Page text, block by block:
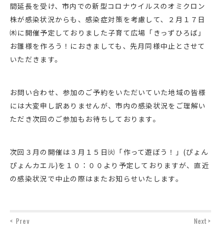
間延長を受け、市内での新型コロナウイルスのオミクロン
株が感染状況からも、感染症対策を考慮して、２月１７日
㈭に開催予定しておりました子育て広場「きっずひろば」
お雛様を作ろう！におきましても、先月同様中止とさせて
いただきます。
お問い合わせ、参加のご予約をいただいていた地域の皆様
には大変申し訳ありませんが、市内の感染状況をご理解い
ただき次回のご参加もお待ちしております。
次回３月の開催は３月１５日㈫「作って遊ぼう！」(ぴょん
ぴょんカエル)を１０：００より予定しておりますが、直近
の感染状況で中止の際はまたお知らせいたします。
< Prev Next>